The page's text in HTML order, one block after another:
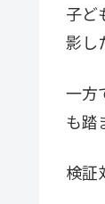
子ど
影し
一方
も踏
検証